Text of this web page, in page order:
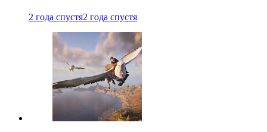
2 года спустя2 года спустя